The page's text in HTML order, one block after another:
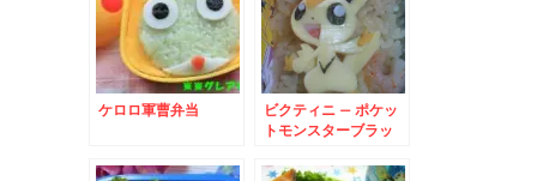
ケロロ軍曹弁当
ビクティニ – ポケッ
トモンスターブラッ
利をもたらすポケモン